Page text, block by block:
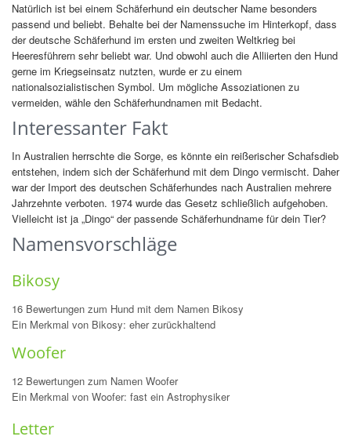
Natürlich ist bei einem Schäferhund ein deutscher Name besonders
passend und beliebt. Behalte bei der Namenssuche im Hinterkopf, dass
der deutsche Schäferhund im ersten und zweiten Weltkrieg bei
Heeresführern sehr beliebt war. Und obwohl auch die Alliierten den Hund
gerne im Kriegseinsatz nutzten, wurde er zu einem
nationalsozialistischen Symbol. Um mögliche Assoziationen zu
vermeiden, wähle den Schäferhundnamen mit Bedacht.
Interessanter Fakt
In Australien herrschte die Sorge, es könnte ein reißerischer Schafsdieb
entstehen, indem sich der Schäferhund mit dem Dingo vermischt. Daher
war der Import des deutschen Schäferhundes nach Australien mehrere
Jahrzehnte verboten. 1974 wurde das Gesetz schließlich aufgehoben.
Vielleicht ist ja „Dingo“ der passende Schäferhundname für dein Tier?
Namensvorschläge
Bikosy
16 Bewertungen zum Hund mit dem Namen Bikosy
Ein Merkmal von Bikosy: eher zurückhaltend
Woofer
12 Bewertungen zum Namen Woofer
Ein Merkmal von Woofer: fast ein Astrophysiker
Letter